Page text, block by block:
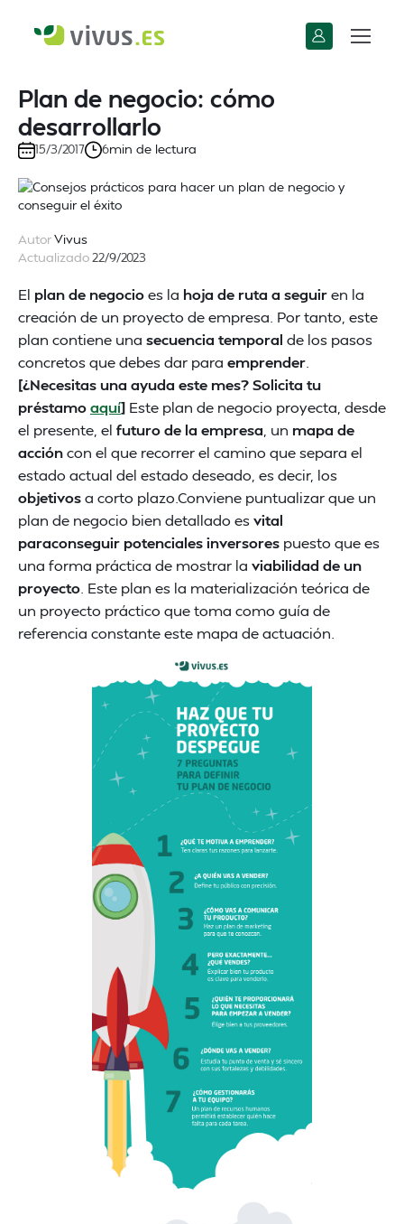
Plan de negocio: cómo
desarrollarlo
15/3/2017 6min de lectura
AutorVivus
Actualizado22/9/2023
El plan de negocioes la hoja de ruta a seguiren la
creación de un proyecto de empresa. Por tanto, este
plan contiene una secuencia temporal de los pasos
concretos que debes dar para emprender
[¿Necesitas una ayuda este mes? Solicita tu
préstamoaquí] Este plan de negocio proyecta, desde
el presente, el futuro de la empresa , un mapa de
accióncon el que recorrer el camino que separa el
estado actual del estado deseado, es decir, los
objetivosa corto plazo.Conviene puntualizar que un
plan de negocio bien detallado esvital
paraconseguir potenciales inversores puesto que es
una forma práctica de mostrar la viabilidad de un
proyecto . Este plan es la materialización teórica de
un proyecto práctico que toma como guía de
referencia constante este mapa de actuación.